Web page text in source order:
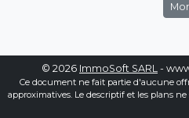
© 2026 ImmoSoft SARL -
Ce document ne fait partie d'aucune
approximatives. Le descriptif et les plans